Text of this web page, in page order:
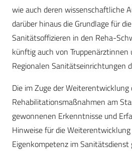
wie auch deren wissenschaftliche
darüber hinaus die Grundlage für
Sanitätsoffizieren in den Reha-
künftig auch von Truppenärztinnen
Regionalen Sanitätseinrichtungen
Die im Zuge der Weiterentwicklung
Rehabilitationsmaßnahmen am
gewonnenen Erkenntnisse und
Hinweise für die
Eigenkompetenz im Sanitätsdienst